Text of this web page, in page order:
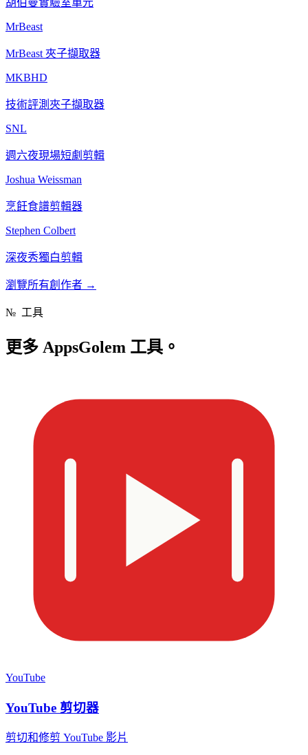
胡伯曼實驗室單元
MrBeast
MrBeast 夾子擷取器
MKBHD
技術評測夾子擷取器
SNL
週六夜現場短劇剪輯
Joshua Weissman
烹飪食譜剪輯器
Stephen Colbert
深夜秀獨白剪輯
瀏覽所有創作者 →
№ 工具
更多 AppsGolem 工具。
YouTube
YouTube 剪切器
剪切和修剪 YouTube 影片